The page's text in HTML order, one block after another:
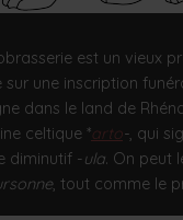
est un vieux
sur une inscription
dans le land de
celtique *arto- , qui
diminutif -ula. On peut
, tout comme le